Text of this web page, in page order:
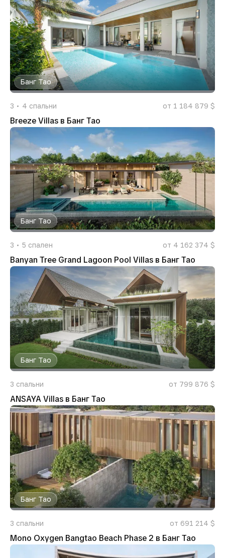
Банг Тао
3 4 спальни от 1 184 879 $
Breeze Villas в Банг Тао
Банг Тао
3 5 спален от 4 162 374 $
Banyan Tree Grand Lagoon Pool Villas в Банг Тао
Банг Тао
3 спальни от 799 876 $
ANSAYA Villas в Банг Тао
Банг Тао
3 спальни от 691 214 $
Mono Oxygen Bangtao Beach Phase 2 в Банг Тао